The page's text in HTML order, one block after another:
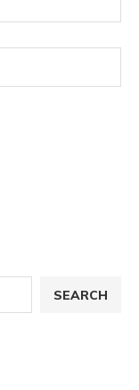
SEARCH